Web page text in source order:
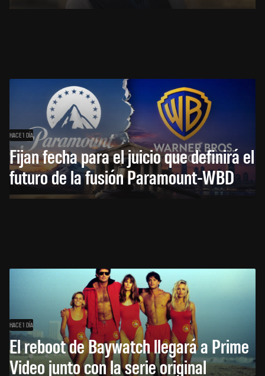
HACE 1 DÍA
Fijan fecha para el juicio que definirá el
futuro de la fusión Paramount-WBD
HACE 1 DÍA
El reboot de Baywatch llegará a Prime
Video junto con la serie original